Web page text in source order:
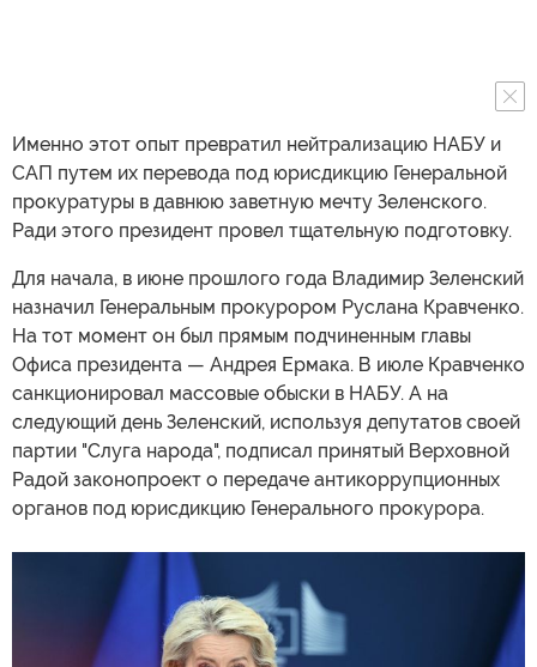
Именно этот опыт превратил нейтрализацию НАБУ и
САП путем их перевода под юрисдикцию Генеральной
прокуратуры в давнюю заветную мечту Зеленского.
Ради этого президент провел тщательную подготовку.
Для начала, в июне прошлого года Владимир Зеленский
назначил Генеральным прокурором Руслана Кравченко.
На тот момент он был прямым подчиненным главы
Офиса президента — Андрея Ермака. В июле Кравченко
санкционировал массовые обыски в НАБУ. А на
следующий день Зеленский, используя депутатов своей
партии "Слуга народа", подписал принятый Верховной
Радой законопроект о передаче антикоррупционных
органов под юрисдикцию Генерального прокурора.